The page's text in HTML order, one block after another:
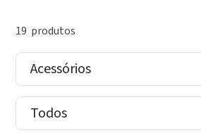
19 produtos